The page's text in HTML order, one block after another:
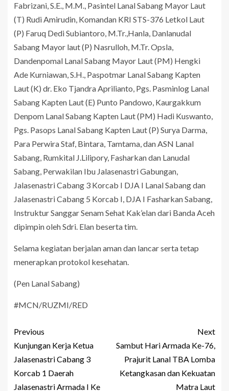
Fabrizani, S.E., M.M., Pasintel Lanal Sabang Mayor Laut
(T) Rudi Amirudin, Komandan KRI STS-376 Letkol Laut
(P) Faruq Dedi Subiantoro, M.Tr.,Hanla, Danlanudal
Sabang Mayor laut (P) Nasrulloh, M.Tr. Opsla,
Dandenpomal Lanal Sabang Mayor Laut (PM) Hengki
Ade Kurniawan, S.H., Paspotmar Lanal Sabang Kapten
Laut (K) dr. Eko Tjandra Aprilianto, Pgs. Pasminlog Lanal
Sabang Kapten Laut (E) Punto Pandowo, Kaurgakkum
Denpom Lanal Sabang Kapten Laut (PM) Hadi Kuswanto,
Pgs. Pasops Lanal Sabang Kapten Laut (P) Surya Darma,
Para Perwira Staf, Bintara, Tamtama, dan ASN Lanal
Sabang, Rumkital J.Lilipory, Fasharkan dan Lanudal
Sabang, Perwakilan Ibu Jalasenastri Gabungan,
Jalasenastri Cabang 3 Korcab I DJA I Lanal Sabang dan
Jalasenastri Cabang 5 Korcab I, DJA I Fasharkan Sabang,
Instruktur Sanggar Senam Sehat Kak’elan dari Banda Aceh
dipimpin oleh Sdri. Elan beserta tim.
Selama kegiatan berjalan aman dan lancar serta tetap
menerapkan protokol kesehatan.
(Pen Lanal Sabang)
#MCN/RUZMI/RED
Previous
Kunjungan Kerja Ketua
Jalasenastri Cabang 3
Korcab 1 Daerah
Jalasenastri Armada I Ke
Next
Sambut Hari Armada Ke-76,
Prajurit Lanal TBA Lomba
Ketangkasan dan Kekuatan
Matra Laut